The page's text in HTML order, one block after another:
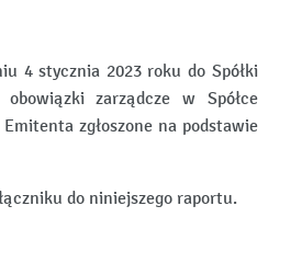
4 stycznia 2023 roku do Spółki
zarządcze w Spółce
zgłoszone na podstawie
do niniejszego raportu.